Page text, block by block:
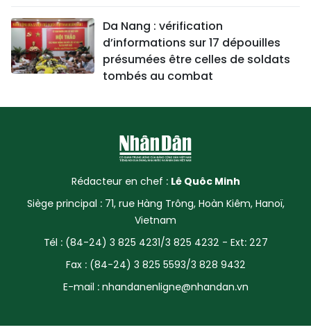
Da Nang : vérification
d’informations sur 17 dépouilles
présumées être celles de soldats
tombés au combat
Rédacteur en chef : Lê Quôc Minh
Siège principal : 71, rue Hàng Trông, Hoàn Kiêm, Hanoï,
Vietnam
Tél : (84-24) 3 825 4231/3 825 4232 - Ext: 227
Fax : (84-24) 3 825 5593/3 828 9432
E-mail : nhandanenligne@nhandan.vn